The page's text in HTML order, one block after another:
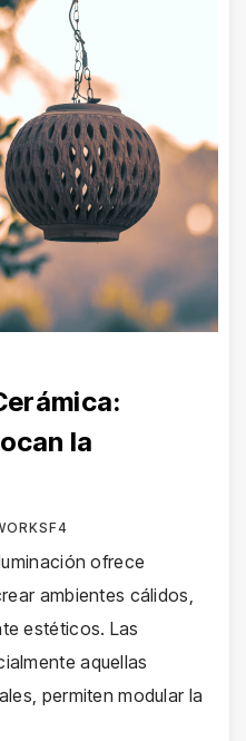
la
ofrece
ambientes cálidos,
estéticos. Las
aquellas
permiten modular la